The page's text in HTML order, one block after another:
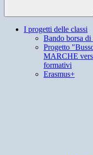
I progetti delle classi
Bando borsa
Progetto
MARCHE
formativi
Erasmus+